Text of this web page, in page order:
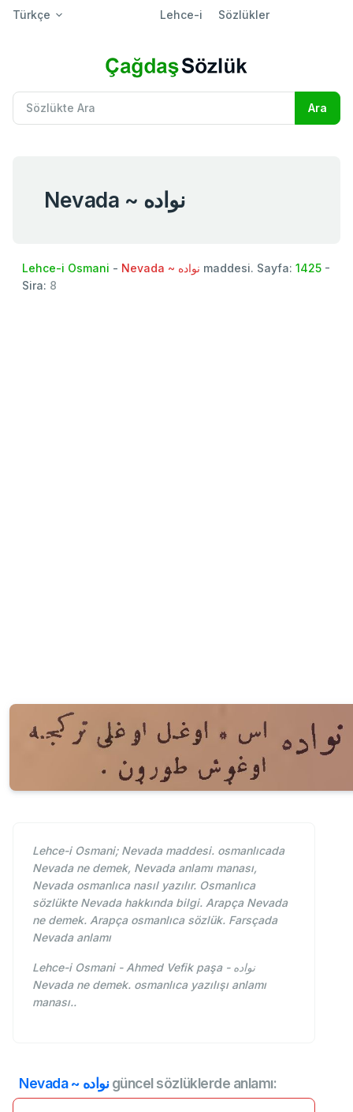
Türkçe Lehce-i Sözlükler
Nevada ~ نواده
Lehce-i Osmani - Nevada ~ نواده maddesi. Sayfa: 1425 -
Sira: 8
Lehce-i Osmani; Nevada maddesi. osmanlıcada
Nevada ne demek, Nevada anlamı manası,
Nevada osmanlıca nasıl yazılır. Osmanlıca
sözlükte Nevada hakkında bilgi. Arapça Nevada
ne demek. Arapça osmanlıca sözlük. Farsçada
Nevada anlamı
Lehce-i Osmani - Ahmed Vefik paşa - نواده
Nevada ne demek. osmanlıca yazılışı anlamı
manası..
Nevada ~ نوادهgüncel sözlüklerde anlamı: